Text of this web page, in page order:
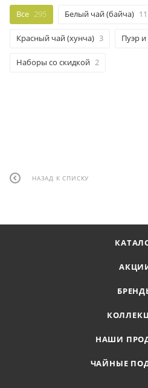
Все 295 Белый чай (байча) 11
Красный чай (хунча) 3 Пуэр
Наборы со скидкой 2
НАЗАД К СПИСКУ
НАШИ
ЧАЙНЫЕ